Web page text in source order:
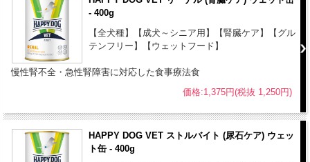
- 400g
【全犬種】【成犬～シニア用】【腎臓ケア】【グル
テンフリー】【ウェットフード】
慢性腎不全・急性腎障害に対応した食事療法食
価格:1,375円(税抜 1,250円)
HAPPY DOG VET ストルバイト (尿石ケア) ウェッ
ト缶 - 400g